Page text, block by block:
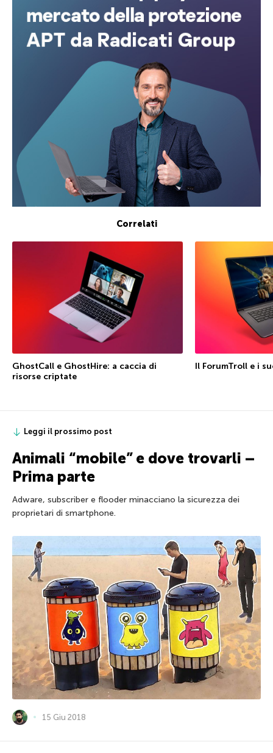
Correlati
GhostCall e GhostHire: a caccia di
risorse criptate
Il ForumTroll e i
Leggi il prossimo post
Animali “mobile” e dove trovarli –
Prima parte
Adware, subscriber e flooder minacciano la sicurezza dei
proprietari di smartphone.
15 Giu 2018